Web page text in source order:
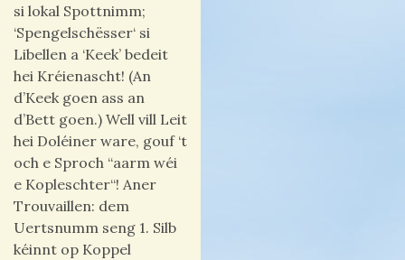
si lokal Spottnimm;
‘Spengelschësser‘ si
Libellen a ‘Keek’ bedeit
hei Kréienascht! (An
d’Keek goen ass an
d’Bett goen.) Well vill Leit
hei Doléiner ware, gouf ‘t
och e Sproch “aarm wéi
e Kopleschter“! Aner
Trouvaillen: dem
Uertsnumm seng 1. Silb
kéinnt op Koppel